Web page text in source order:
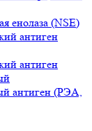
енолаза (NSE)
антиген
антиген
антиген (РЭА,